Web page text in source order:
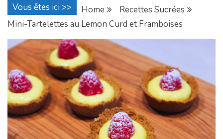
Vous êtes ici >> Home
Recettes Sucrées
Mini-Tartelettes au Lemon Curd et Framboises